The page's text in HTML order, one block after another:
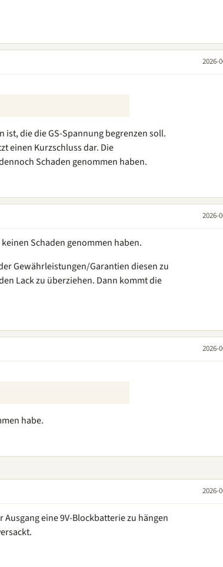
2026-
ist, die die GS-Spannung begrenzen soll.
einen Kurzschluss dar. Die
Schaden genommen haben.
2026-
Schaden genommen haben.
Gewährleistungen/Garantien diesen zu
Lack zu überziehen. Dann kommt die
2026-
habe.
2026-
eine 9V-Blockbatterie zu hängen